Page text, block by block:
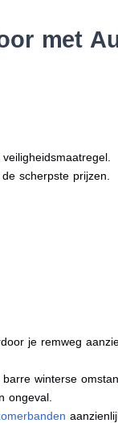
met
scherpste prijzen.
je remweg
winterse
ongeval.